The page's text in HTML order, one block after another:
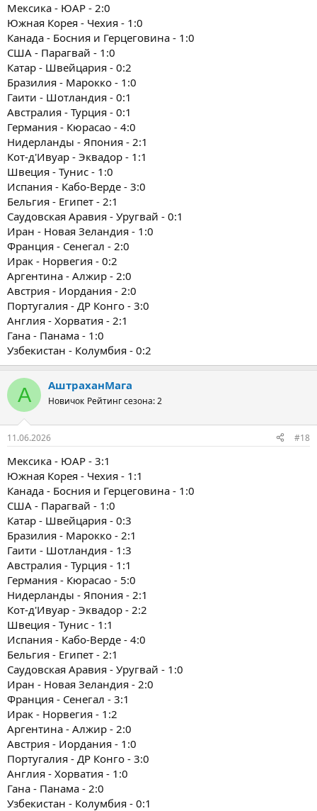
Мексика - ЮАР - 2:0
Южная Корея - Чехия - 1:0
Канада - Босния и Герцеговина - 1:0
США - Парагвай - 1:0
Катар - Швейцария - 0:2
Бразилия - Марокко - 1:0
Гаити - Шотландия - 0:1
Австралия - Турция - 0:1
Германия - Кюрасао - 4:0
Нидерланды - Япония - 2:1
Кот-д'Ивуар - Эквадор - 1:1
Швеция - Тунис - 1:0
Испания - Кабо-Верде - 3:0
Бельгия - Египет - 2:1
Саудовская Аравия - Уругвай - 0:1
Иран - Новая Зеландия - 1:0
Франция - Сенегал - 2:0
Ирак - Норвегия - 0:2
Аргентина - Алжир - 2:0
Австрия - Иордания - 2:0
Португалия - ДР Конго - 3:0
Англия - Хорватия - 2:1
Гана - Панама - 1:0
Узбекистан - Колумбия - 0:2
А АштраханМага
Новичок Рейтинг сезона: 2
11.06.2026 #18
Мексика - ЮАР - 3:1
Южная Корея - Чехия - 1:1
Канада - Босния и Герцеговина - 1:0
США - Парагвай - 1:0
Катар - Швейцария - 0:3
Бразилия - Марокко - 2:1
Гаити - Шотландия - 1:3
Австралия - Турция - 1:1
Германия - Кюрасао - 5:0
Нидерланды - Япония - 2:1
Кот-д'Ивуар - Эквадор - 2:2
Швеция - Тунис - 1:1
Испания - Кабо-Верде - 4:0
Бельгия - Египет - 2:1
Саудовская Аравия - Уругвай - 1:0
Иран - Новая Зеландия - 2:0
Франция - Сенегал - 3:1
Ирак - Норвегия - 1:2
Аргентина - Алжир - 2:0
Австрия - Иордания - 1:0
Португалия - ДР Конго - 3:0
Англия - Хорватия - 1:0
Гана - Панама - 2:0
Узбекистан - Колумбия - 0:1